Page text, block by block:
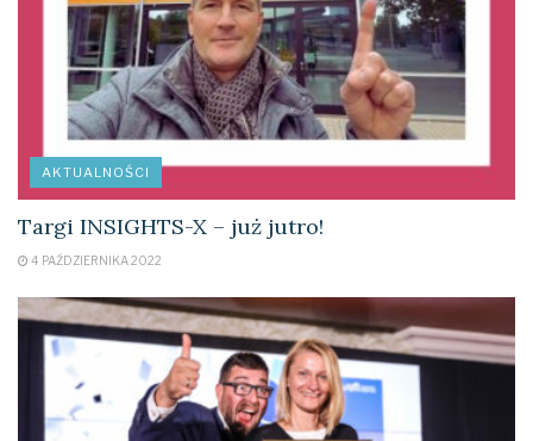
AKTUALNOŚCI
Targi INSIGHTS-X – już jutro!
4 PAŹDZIERNIKA 2022